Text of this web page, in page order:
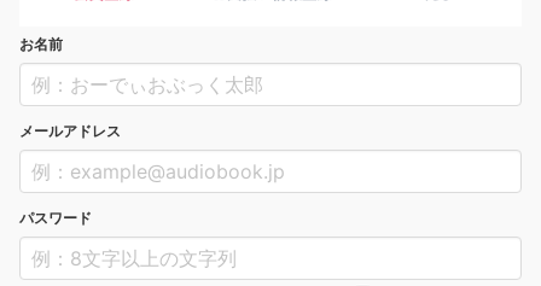
お名前
メールアドレス
パスワード